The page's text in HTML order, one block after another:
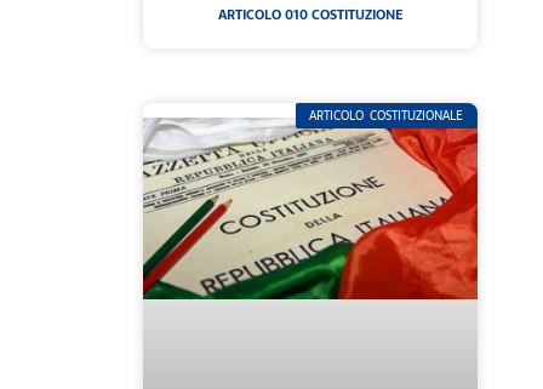
ARTICOLO 010 COSTITUZIONE
ARTICOLO COSTITUZIONALE